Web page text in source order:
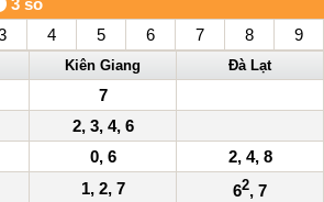
4 5 6 7 8 9
Kiên Giang Đà Lạt
7
2, 3, 4, 6
0, 6
2, 4, 8
1, 2, 7 62, 7